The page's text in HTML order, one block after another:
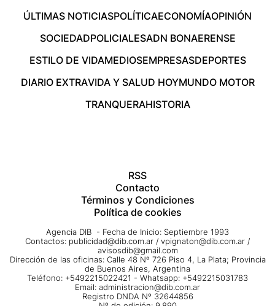
ÚLTIMAS NOTICIASPOLÍTICAECONOMÍAOPINIÓN
SOCIEDADPOLICIALESADN BONAERENSE
ESTILO DE VIDAMEDIOSEMPRESASDEPORTES
DIARIO EXTRAVIDA Y SALUD HOYMUNDO MOTOR
TRANQUERAHISTORIA
RSS
Contacto
Términos y Condiciones
Política de cookies
Agencia DIB - Fecha de Inicio: Septiembre 1993
Contactos: publicidad@dib.com.ar / vpignaton@dib.com.ar /
avisosdib@gmail.com
Dirección de las oficinas: Calle 48 Nº 726 Piso 4, La Plata; Provincia
de Buenos Aires, Argentina
Teléfono: +5492215022421 - Whatsapp: +5492215031783
Email: administracion@dib.com.ar
Registro DNDA Nº 32644856